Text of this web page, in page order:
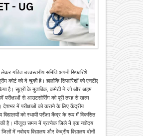
गठित उच्चस्तरीय समिति अपनी सिफारिशें
कोर्ट को दे चुकी है। हालांकि सिफारिशों को एनटीए
है। सूत्रों के मुताबिक, कमेटी ने जो और अहम
परीक्षाओं से आउटसोर्सिंग को पूरी तरह से खत्म
देशभर में परीक्षाओं को कराने के लिए केंद्रीय
विद्यालयों को स्थायी परीक्षा केंद्र के रूप में विकसित
है। मौजूदा समय में प्रत्येक जिले में एक नवोदय
जिलों में नवोदय विद्यालय और केंद्रीय विद्यालय दोनों